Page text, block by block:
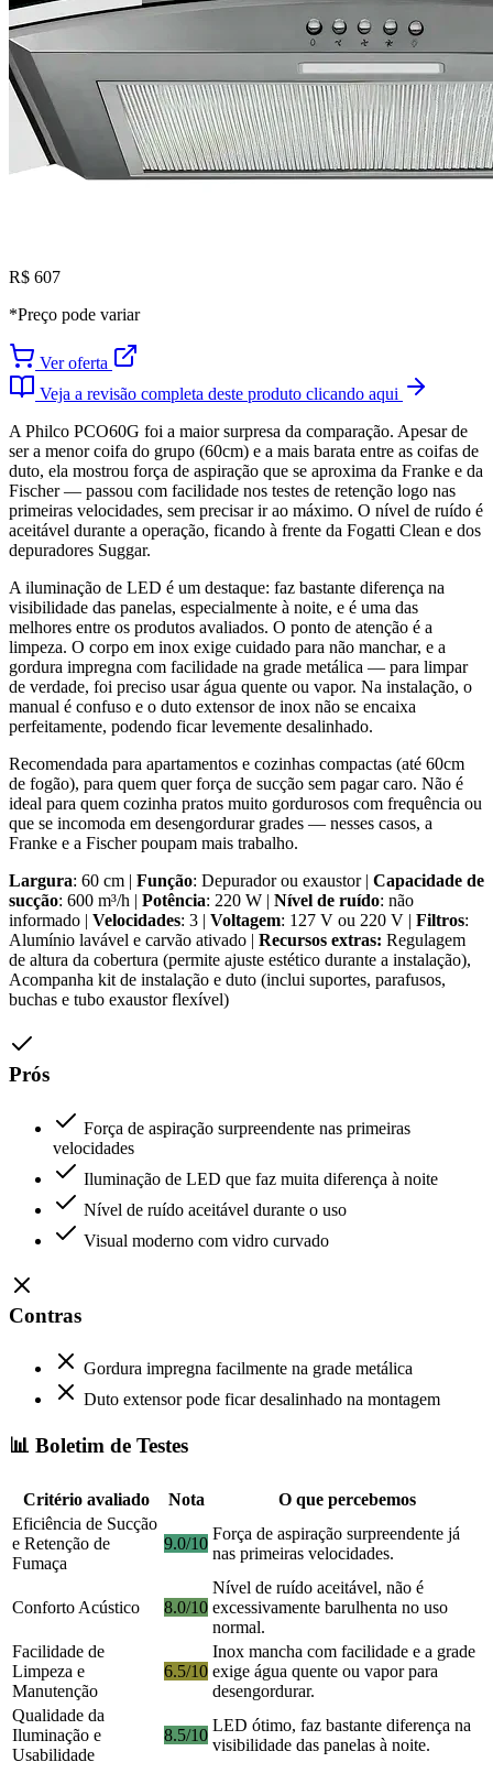
R$ 607
*Preço pode variar
Ver oferta
Veja a revisão completa deste produto clicando aqui
A Philco PCO60G foi a maior surpresa da comparação. Apesar de
ser a menor coifa do grupo (60cm) e a mais barata entre as coifas de
duto, ela mostrou força de aspiração que se aproxima da Franke e da
Fischer — passou com facilidade nos testes de retenção logo nas
primeiras velocidades, sem precisar ir ao máximo. O nível de ruído é
aceitável durante a operação, ficando à frente da Fogatti Clean e dos
depuradores Suggar.
A iluminação de LED é um destaque: faz bastante diferença na
visibilidade das panelas, especialmente à noite, e é uma das
melhores entre os produtos avaliados. O ponto de atenção é a
limpeza. O corpo em inox exige cuidado para não manchar, e a
gordura impregna com facilidade na grade metálica — para limpar
de verdade, foi preciso usar água quente ou vapor. Na instalação, o
manual é confuso e o duto extensor de inox não se encaixa
perfeitamente, podendo ficar levemente desalinhado.
Recomendada para apartamentos e cozinhas compactas (até 60cm
de fogão), para quem quer força de sucção sem pagar caro. Não é
ideal para quem cozinha pratos muito gordurosos com frequência ou
que se incomoda em desengordurar grades — nesses casos, a
Franke e a Fischer poupam mais trabalho.
Largura: 60 cm | Função: Depurador ou exaustor | Capacidade de
sucção: 600 m³/h | Potência: 220 W | Nível de ruído: não
informado | Velocidades: 3 | Voltagem: 127 V ou 220 V | Filtros:
Alumínio lavável e carvão ativado | Recursos extras: Regulagem
de altura da cobertura (permite ajuste estético durante a instalação),
Acompanha kit de instalação e duto (inclui suportes, parafusos,
buchas e tubo exaustor flexível)
Prós
Força de aspiração surpreendente nas primeiras
velocidades
Iluminação de LED que faz muita diferença à noite
Nível de ruído aceitável durante o uso
Visual moderno com vidro curvado
Contras
Gordura impregna facilmente na grade metálica
Duto extensor pode ficar desalinhado na montagem
📊 Boletim de Testes
Critério avaliado Nota
O que percebemos
Eficiência de Sucção
e Retenção de
Fumaça
9.0/10
Força de aspiração surpreendente já
nas primeiras velocidades.
Conforto Acústico 8.0/10
Nível de ruído aceitável, não é
excessivamente barulhenta no uso
normal.
Facilidade de
Limpeza e
Manutenção
6.5/10
Inox mancha com facilidade e a grade
exige água quente ou vapor para
desengordurar.
Qualidade da
Iluminação e
Usabilidade
8.5/10
LED ótimo, faz bastante diferença na
visibilidade das panelas à noite.